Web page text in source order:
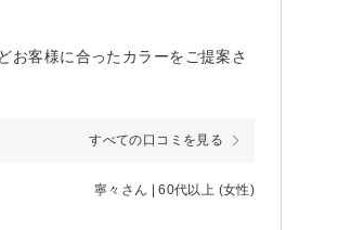
お客様に合ったカラーをご提案さ
すべての口コミを見る
寧々さん | 60代以上 (女性)